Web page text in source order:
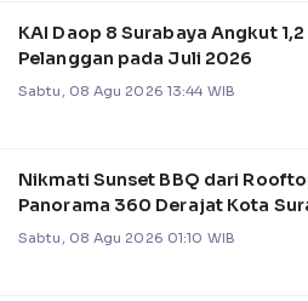
KAI Daop 8 Surabaya Angkut
Pelanggan pada Juli 2026
Sabtu, 08 Agu 2026 13:44 WIB
Nikmati Sunset BBQ dari
Panorama 360 Derajat Kota
Sabtu, 08 Agu 2026 01:10 WIB